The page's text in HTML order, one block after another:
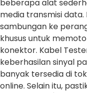
beberapa alat
media transmisi
sambungan ke
khusus untuk
konektor. Kabel
keberhasilan sinyal
banyak tersedia di
online. Selain itu,